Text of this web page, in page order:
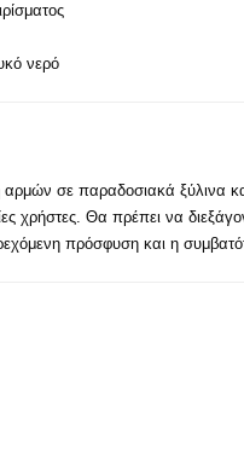
νερό
αρμών σε παραδοσιακά ξύλινα
χρήστες. Θα πρέπει να
πρόσφυση και η